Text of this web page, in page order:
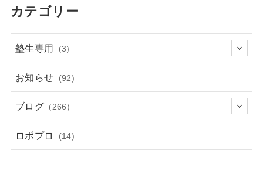
カテゴリー
塾生専用 (3)
お知らせ (92)
ブログ (266)
ロボプロ (14)